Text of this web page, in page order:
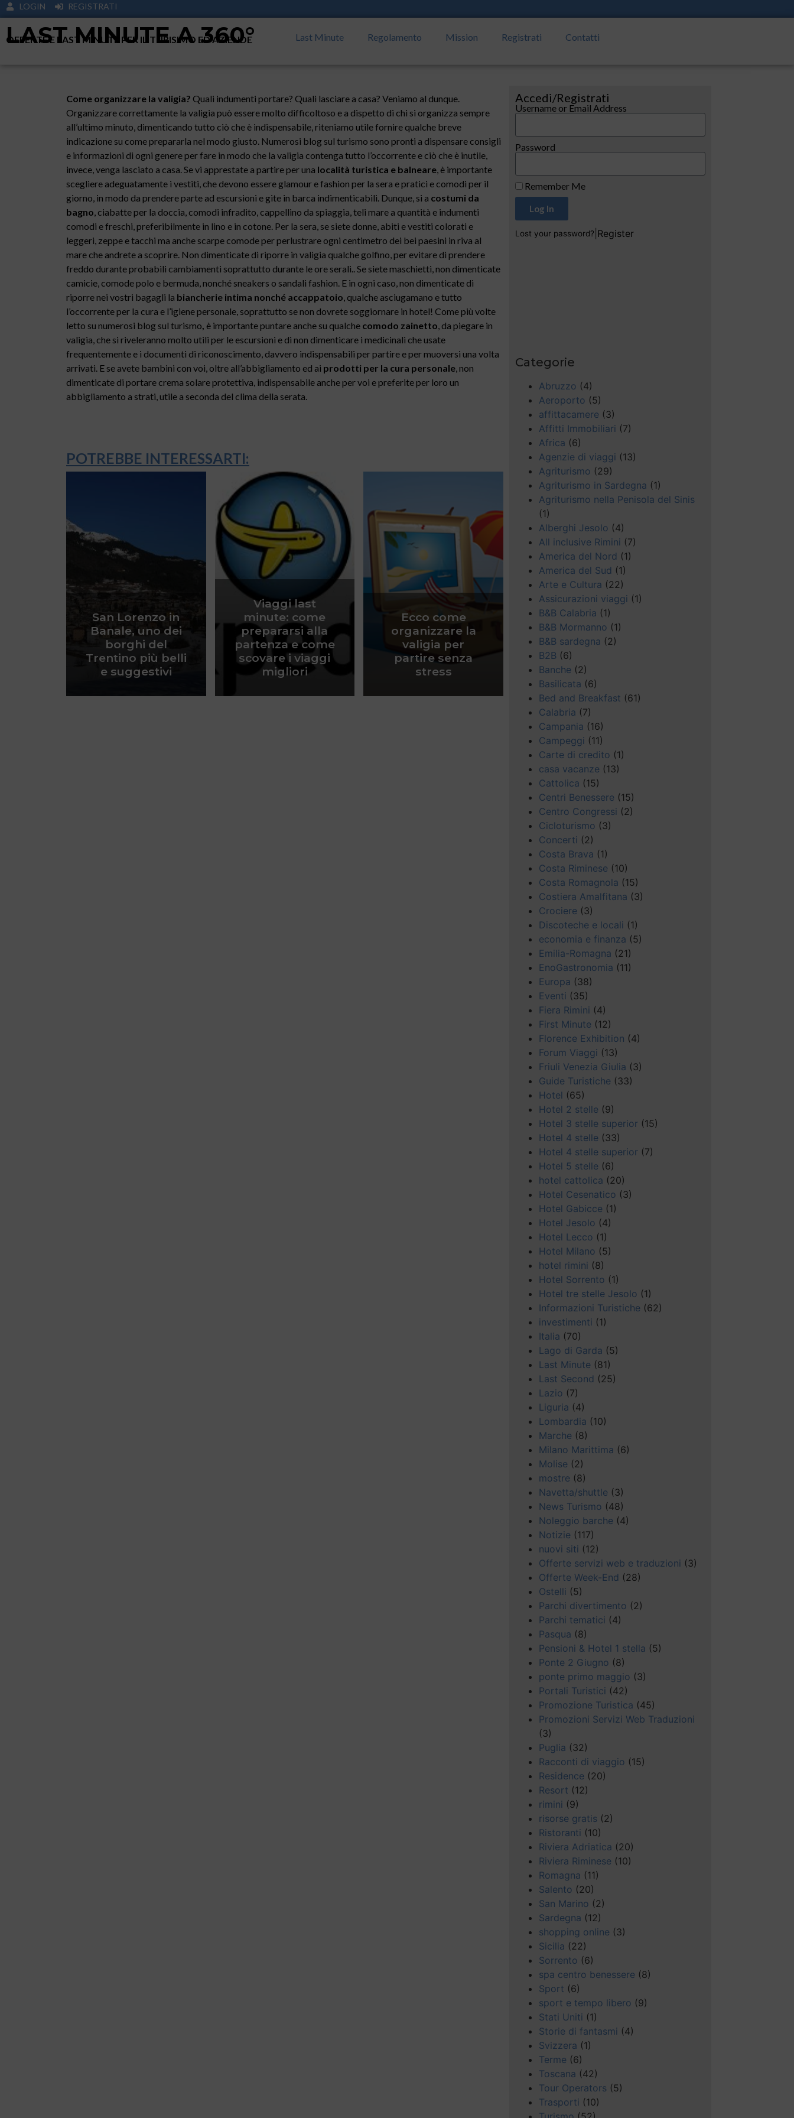
LOGIN REGISTRATI
LAST MINUTE A 360°
OFFERTE E LAST MINUTE PER IL TURISIMO ED AZIENDE Last Minute Regolamento Mission Registrati Contatti
Come organizzare la valigia? Quali indumenti portare? Quali lasciare a casa? Veniamo al dunque.
Organizzare correttamente la valigia può essere molto difficoltoso e a dispetto di chi si organizza sempre
all’ultimo minuto, dimenticando tutto ciò che è indispensabile, riteniamo utile fornire qualche breve
indicazione su come prepararla nel modo giusto. Numerosi blog sul turismo sono pronti a dispensare consigli
e informazioni di ogni genere per fare in modo che la valigia contenga tutto l’occorrente e ciò che è inutile,
invece, venga lasciato a casa. Se vi apprestate a partire per una località turistica e balneare, è importante
scegliere adeguatamente i vestiti, che devono essere glamour e fashion per la sera e pratici e comodi per il
giorno, in modo da prendere parte ad escursioni e gite in barca indimenticabili. Dunque, si a costumi da
bagno, ciabatte per la doccia, comodi infradito, cappellino da spiaggia, teli mare a quantità e indumenti
comodi e freschi, preferibilmente in lino e in cotone. Per la sera, se siete donne, abiti e vestiti colorati e
leggeri, zeppe e tacchi ma anche scarpe comode per perlustrare ogni centimetro dei bei paesini in riva al
mare che andrete a scoprire. Non dimenticate di riporre in valigia qualche golfino, per evitare di prendere
freddo durante probabili cambiamenti soprattutto durante le ore serali.. Se siete maschietti, non dimenticate
camicie, comode polo e bermuda, nonché sneakers o sandali fashion. E in ogni caso, non dimenticate di
riporre nei vostri bagagli la biancherie intima nonché accappatoio, qualche asciugamano e tutto
l’occorrente per la cura e l’igiene personale, soprattutto se non dovrete soggiornare in hotel! Come più volte
letto su numerosi blog sul turismo, è importante puntare anche su qualche comodo zainetto, da piegare in
valigia, che si riveleranno molto utili per le escursioni e di non dimenticare i medicinali che usate
frequentemente e i documenti di riconoscimento, davvero indispensabili per partire e per muoversi una volta
arrivati. E se avete bambini con voi, oltre all’abbigliamento ed ai prodotti per la cura personale, non
dimenticate di portare crema solare protettiva, indispensabile anche per voi e preferite per loro un
abbigliamento a strati, utile a seconda del clima della serata.
POTREBBE INTERESSARTI:
San Lorenzo in
Banale, uno dei
borghi del
Trentino più belli
e suggestivi
Viaggi last
minute: come
prepararsi alla
partenza e come
scovare i viaggi
migliori
Ecco come
organizzare la
valigia per
partire senza
stress
Accedi/Registrati
Username or Email Address
Password
Remember Me
Log In
Lost your password? Register
Categorie
Abruzzo (4)
Aeroporto (5)
affittacamere (3)
Affitti Immobiliari (7)
Africa (6)
Agenzie di viaggi (13)
Agriturismo (29)
Agriturismo in Sardegna (1)
Agriturismo nella Penisola del Sinis
(1)
Alberghi Jesolo (4)
All inclusive Rimini (7)
America del Nord (1)
America del Sud (1)
Arte e Cultura (22)
Assicurazioni viaggi (1)
B&B Calabria (1)
B&B Mormanno (1)
B&B sardegna (2)
B2B (6)
Banche (2)
Basilicata (6)
Bed and Breakfast (61)
Calabria (7)
Campania (16)
Campeggi (11)
Carte di credito (1)
casa vacanze (13)
Cattolica (15)
Centri Benessere (15)
Centro Congressi (2)
Cicloturismo (3)
Concerti (2)
Costa Brava (1)
Costa Riminese (10)
Costa Romagnola (15)
Costiera Amalfitana (3)
Crociere (3)
Discoteche e locali (1)
economia e finanza (5)
Emilia-Romagna (21)
EnoGastronomia (11)
Europa (38)
Eventi (35)
Fiera Rimini (4)
First Minute (12)
Florence Exhibition (4)
Forum Viaggi (13)
Friuli Venezia Giulia (3)
Guide Turistiche (33)
Hotel (65)
Hotel 2 stelle (9)
Hotel 3 stelle superior (15)
Hotel 4 stelle (33)
Hotel 4 stelle superior (7)
Hotel 5 stelle (6)
hotel cattolica (20)
Hotel Cesenatico (3)
Hotel Gabicce (1)
Hotel Jesolo (4)
Hotel Lecco (1)
Hotel Milano (5)
hotel rimini (8)
Hotel Sorrento (1)
Hotel tre stelle Jesolo (1)
Informazioni Turistiche (62)
investimenti (1)
Italia (70)
Lago di Garda (5)
Last Minute (81)
Last Second (25)
Lazio (7)
Liguria (4)
Lombardia (10)
Marche (8)
Milano Marittima (6)
Molise (2)
mostre (8)
Navetta/shuttle (3)
News Turismo (48)
Noleggio barche (4)
Notizie (117)
nuovi siti (12)
Offerte servizi web e traduzioni (3)
Offerte Week-End (28)
Ostelli (5)
Parchi divertimento (2)
Parchi tematici (4)
Pasqua (8)
Pensioni & Hotel 1 stella (5)
Ponte 2 Giugno (8)
ponte primo maggio (3)
Portali Turistici (42)
Promozione Turistica (45)
Promozioni Servizi Web Traduzioni
(3)
Puglia (32)
Racconti di viaggio (15)
Residence (20)
Resort (12)
rimini (9)
risorse gratis (2)
Ristoranti (10)
Riviera Adriatica (20)
Riviera Riminese (10)
Romagna (11)
Salento (20)
San Marino (2)
Sardegna (12)
shopping online (3)
Sicilia (22)
Sorrento (6)
spa centro benessere (8)
Sport (6)
sport e tempo libero (9)
Stati Uniti (1)
Storie di fantasmi (4)
Svizzera (1)
Terme (6)
Toscana (42)
Tour Operators (5)
Trasporti (10)